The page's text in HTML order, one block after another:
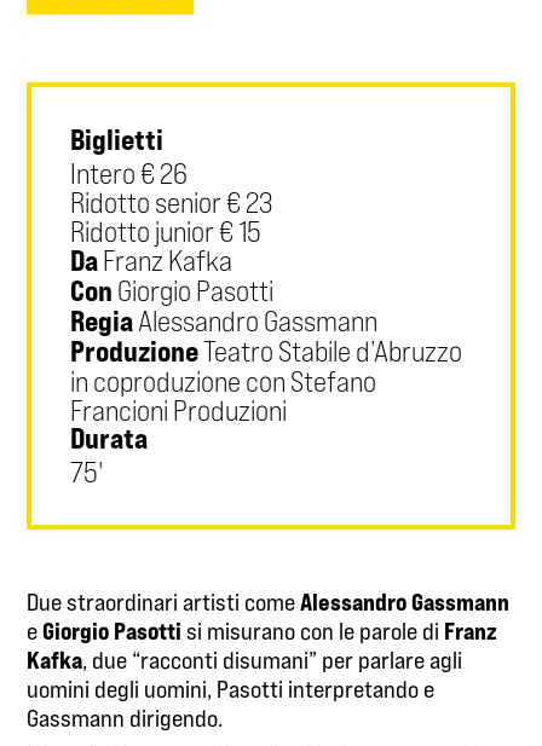
Biglietti
Intero € 26
Ridotto senior € 23
Ridotto junior € 15
DaFranz Kafka
Con Giorgio Pasotti
RegiaAlessandro Gassmann
ProduzioneTeatro Stabile d’Abruzzo
in coproduzione con Stefano
Francioni Produzioni
Durata
75'
Due straordinari artisti comeAlessandro Gassmann
eGiorgio Pasottisi misurano con le parole di Franz
Kafka, due “racconti disumani” per parlare agli
uomini degli uomini, Pasotti interpretando e
Gassmann dirigendo.